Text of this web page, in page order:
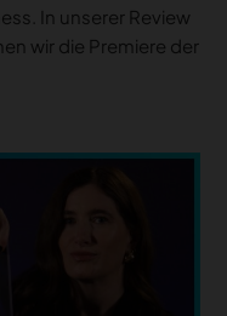
In unserer Review
wir die Premiere der